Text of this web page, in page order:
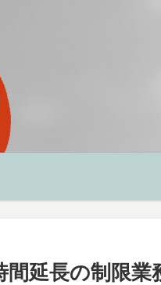
間延長の制限業